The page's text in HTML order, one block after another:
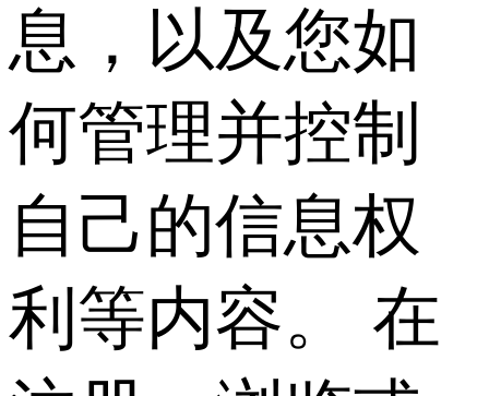
息，以及您如
何管理并控制
自己的信息权
利等内容。 在